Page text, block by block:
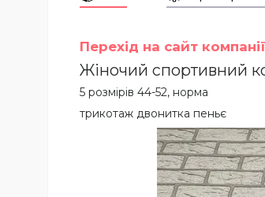
Перехід на сайт компанії
Жіночий спортивний
5 розмірів 44-52, норма
трикотаж двонитка пеньє